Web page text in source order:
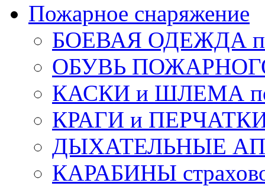
Пожарное снаряжение
БОЕВАЯ ОДЕЖДА
ОБУВЬ
КАСКИ и ШЛЕМА
КРАГИ и ПЕРЧАТКИ
ДЫХАТЕЛЬНЫЕ
КАРАБИНЫ